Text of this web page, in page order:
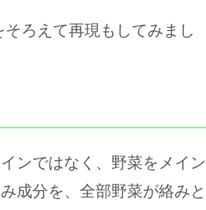
ろえて再現もしてみまし
ンではなく、野菜をメイン
成分を、全部野菜が絡みと